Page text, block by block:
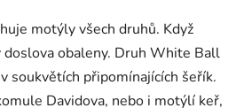
motýly všech druhů. Když
obaleny. Druh White Ball
soukvětích připomínajících šeřík.
Davidova, nebo i motýlí keř,